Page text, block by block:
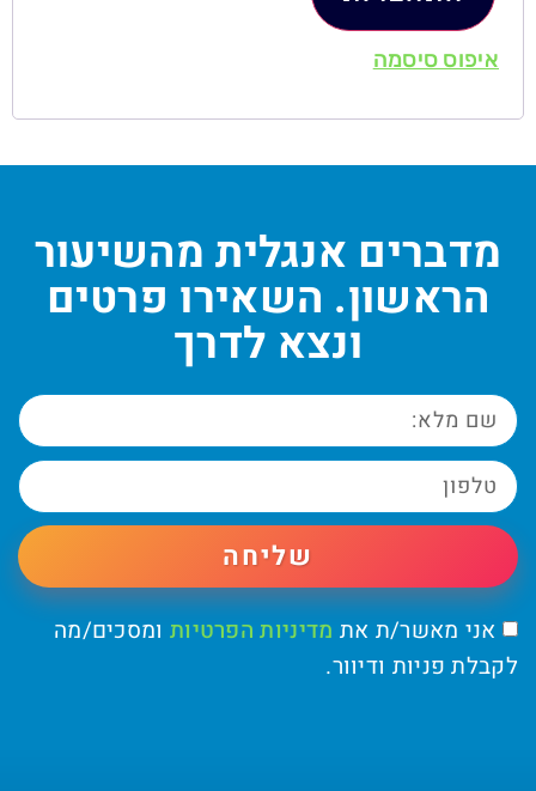
איפוס סיסמה
מדברים אנגלית מהשיעור
הראשון. השאירו פרטים
ונצא לדרך
אני מאשר/ת את מדיניות הפרטיות ומסכים/מה
לקבלת פניות ודיוור.
שליחה